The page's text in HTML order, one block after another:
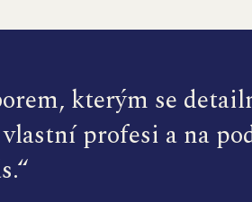
kterým se
profesi a na